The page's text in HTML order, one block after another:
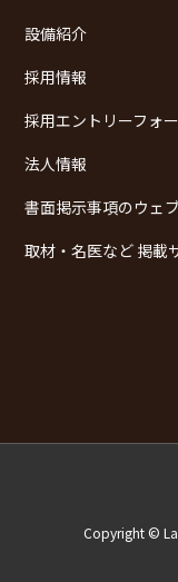
設備紹介
採用情報
採用エントリーフォ
法人情報
書面掲示事項のウェ
取材・名医など 掲載
Copyright © La